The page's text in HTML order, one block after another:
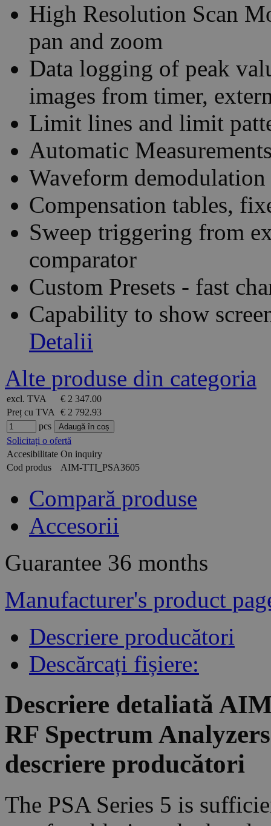
High Resolution Scan
pan and zoom
Data logging of peak
images from timer,
Limit lines and limit
Automatic
Waveform
Compensation tables,
Sweep triggering from
comparator
Custom Presets - fast
Capability to show
Detalii
Alte produse din categoria
excl. TVA
€ 2 347.00
Preț cu TVA € 2 792.93
pcs
Solicitați o ofertă
Accesibilitate On inquiry
Cod produs
AIM-TTI_PSA3605
Compară produse
Accesorii
Guarantee 36 months
Manufacturer's product
Descriere producători
Descărcați fișiere:
Descriere detaliată
RF Spectrum
descriere producători
The PSA Series 5 is